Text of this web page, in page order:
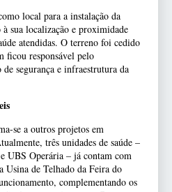
local para a instalação da
sua localização e proximidade
atendidas. O terreno foi cedido
ficou responsável pelo
segurança e infraestrutura da
se a outros projetos em
três unidades de saúde –
UBS Operária – já contam com
Usina de Telhado da Feira do
complementando os